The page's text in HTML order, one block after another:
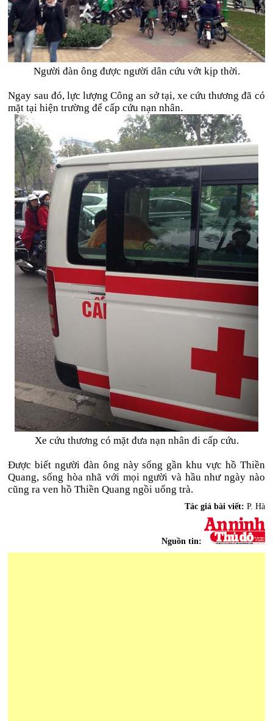
Người đàn ông được người dân cứu vớt kịp thời.
Ngay sau đó, lực lượng Công an sở tại, xe cứu thương đã có
mặt tại hiện trường để cấp cứu nạn nhân.
Xe cứu thương có mặt đưa nạn nhân đi cấp cứu.
Được biết người đàn ông này sống gần khu vực hồ Thiền
Quang, sống hòa nhã với mọi người và hầu như ngày nào
cũng ra ven hồ Thiền Quang ngồi uống trà.
Tác giả bài viết: P. Hà
Nguồn tin: